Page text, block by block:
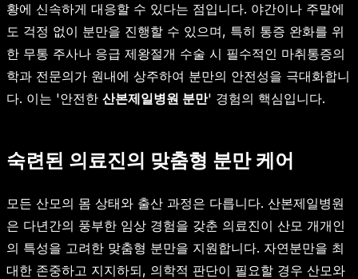
황에 신속하게 대응할 수 있다는 점입니다. 야간이나 주말에
도 걱정 없이 분만을 진행할 수 있으며, 특히 통증 완화를 위
한 무통 주사나 응급 제왕절개 수술 시 필수적인 마취통증의
학과 전문의가 원내에 상주하여 분만의 안전성을 극대화합니
다. 이는 '안전한 산본제일병원 분만' 경험의 핵심입니다.
숙련된 의료진의 맞춤형 분만 케어
모든 산모의 몸 상태와 출산 과정은 다릅니다. 산본제일병원
은 다년간의 풍부한 임상 경험을 갖춘 의료진이 산모 개개인
의 특성을 고려한 맞춤형 분만을 지원합니다. 자연분만을 최
대한 존중하고 지지하되, 의학적 판단이 필요할 경우 산모와